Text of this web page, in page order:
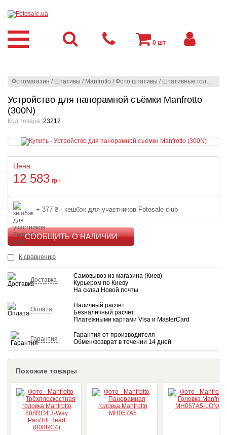
Фотомагазин / Штативы / Manfrotto /Фото штативы / Штативные головы
Устройство для панорамной съёмки Manfrotto
(300N)
Код товара: 23212
Цена:
12 583 грн
+ 377 ₴ - кешбэк для участников Fotosale club
К сравнению
Доставка
Самовывоз из магазина (Киев)
Курьером по Киеву
На склад Новой почты
Оплата
Наличный расчёт
Безналичный расчёт
Платежными картами Visa и MasterCard
Гарантия
Гарантия от производителя
Обмен/возврат в течении 14 дней
Похожие товары
0 шт